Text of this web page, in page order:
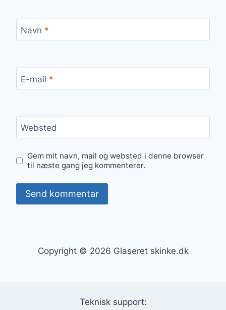
Navn *
E-mail *
Websted
Gem mit navn, mail og websted i denne browser
til næste gang jeg kommenterer.
Copyright © 2026 Glaseret skinke.dk
Teknisk support: